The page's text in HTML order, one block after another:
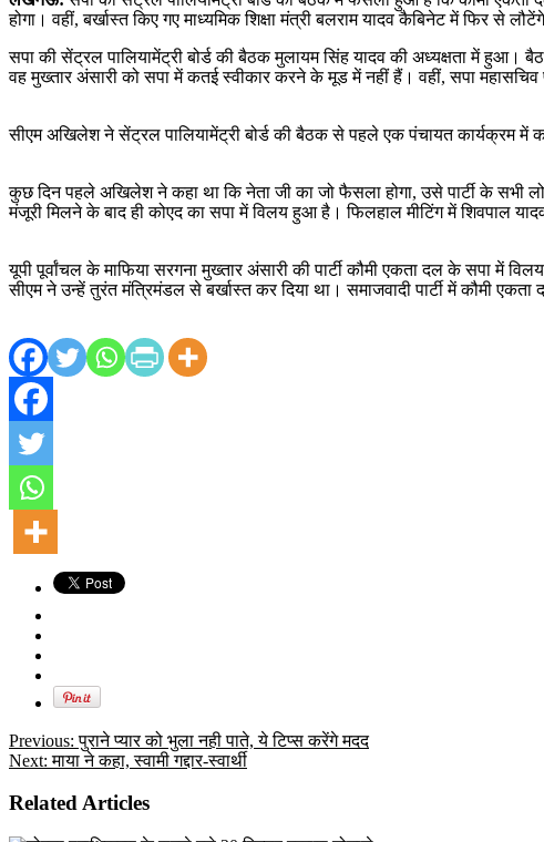
होगा। वहीं, बर्खास्त किए गए माध्यमिक शिक्षा मंत्री बलराम यादव कैबिनेट में फिर
सपा की सेंट्रल पालियामेंट्री बोर्ड की बैठक मुलायम सिंह यादव की अध्यक्षता में
वह मुख्तार अंसारी को सपा में कतई स्वीकार करने के मूड में नहीं हैं। वहीं, सपा महासचिव
सीएम अखिलेश ने सेंट्रल पालियामेंट्री बोर्ड की बैठक से पहले एक पंचायत कार्यक्रम
कुछ दिन पहले अखिलेश ने कहा था कि नेता जी का जो फैसला होगा, उसे पार्टी के सभी
मंजूरी मिलने के बाद ही कोएद का सपा में विलय हुआ है। फिलहाल मीटिंग में शिवपाल
यूपी पूर्वांचल के माफिया सरगना मुख्तार अंसारी की पार्टी कौमी एकता दल के सपा में
सीएम ने उन्हें तुरंत मंत्रिमंडल से बर्खास्त कर दिया था। समाजवादी पार्टी में कौमी
Previous: पुराने प्यार को भुला नही पाते, ये टिप्स करेंगे मदद
Next: माया ने कहा, स्‍वामी गद्दार-स्वार्थी
Related Articles